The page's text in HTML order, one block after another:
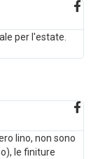
per l'estate.
lino, non sono
le finiture